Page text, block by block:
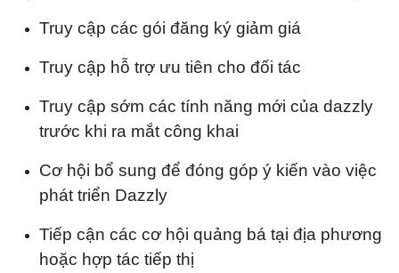
Truy cập các gói đăng ký giảm giá
Truy cập hỗ trợ ưu tiên cho đối tác
Truy cập sớm các tính năng mới của dazzly
trước khi ra mắt công khai
Cơ hội bổ sung để đóng góp ý kiến vào việc
phát triển Dazzly
Tiếp cận các cơ hội quảng bá tại địa phương
hoặc hợp tác tiếp thị